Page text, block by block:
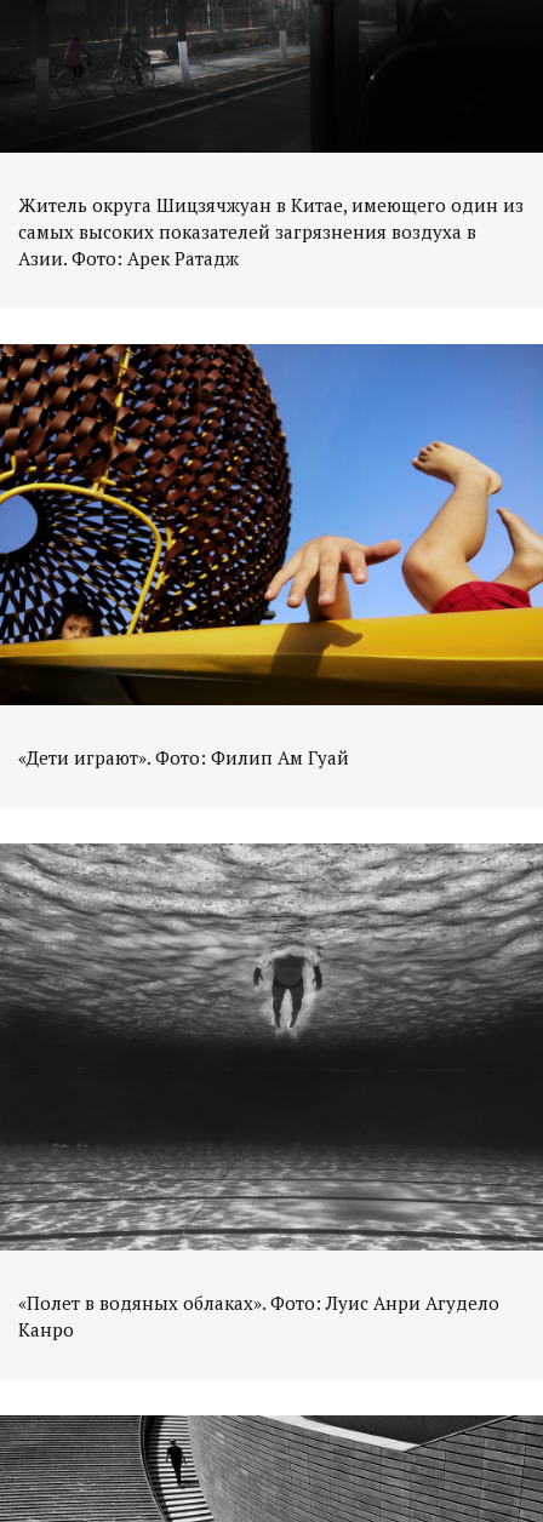
Житель округа Шицзячжуан в Китае, имеющего один из
самых высоких показателей загрязнения воздуха в
Азии. Фото: Арек Ратадж
«Дети играют». Фото: Филип Ам Гуай
«Полет в водяных облаках». Фото: Луис Анри Агудело
Канро